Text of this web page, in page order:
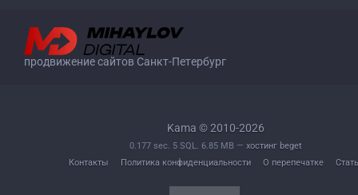
продвижение сайтов Санкт-Петербург
Kama © 2010-2026
0.177 sec. 5 SQL. 6.85 MB — хостинг beget
Контакты
Политика конфиденциальности О перепечатке